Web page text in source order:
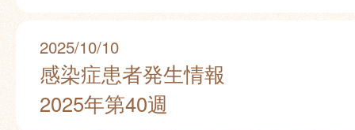
2025/10/10
感染症患者発生情報
2025年第40週